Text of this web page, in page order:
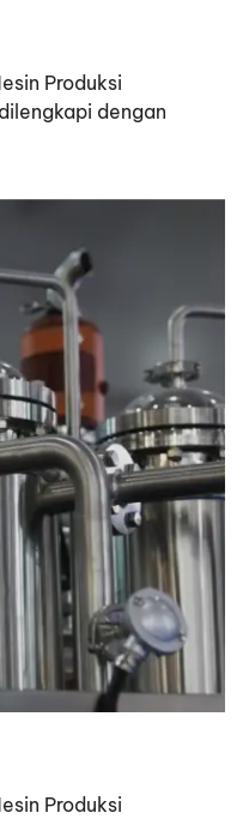
Produksi
dengan
Produksi